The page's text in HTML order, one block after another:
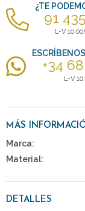
¿TE
91
L-V
+34
L-V
MÁS
Marca:
Material:
DETALLES